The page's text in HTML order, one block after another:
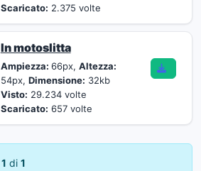
Scaricato: 2.375 volte
In motoslitta
Ampiezza: 66px, Altezza:
54px, Dimensione: 32kb
Visto: 29.234 volte
Scaricato: 657 volte
1 di 1